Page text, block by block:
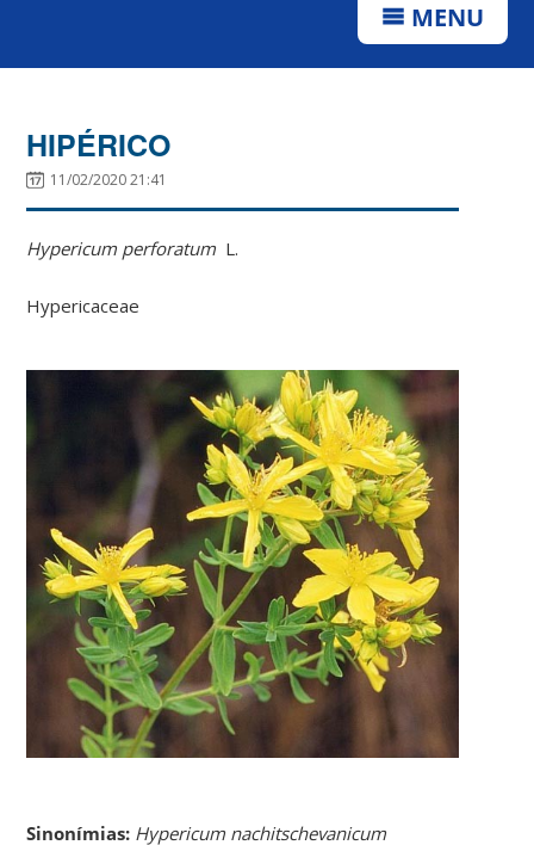
MENU
HIPÉRICO
11/02/2020 21:41
Hypericum perforatum L.
Hypericaceae
Sinonímias: Hypericum nachitschevanicum